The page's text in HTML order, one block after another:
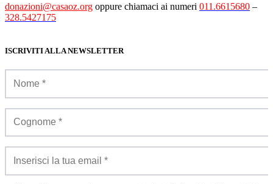
donazioni@casaoz.org oppure chiamaci ai numeri 011.6615680 –
328.5427175
ISCRIVITI ALLA NEWSLETTER